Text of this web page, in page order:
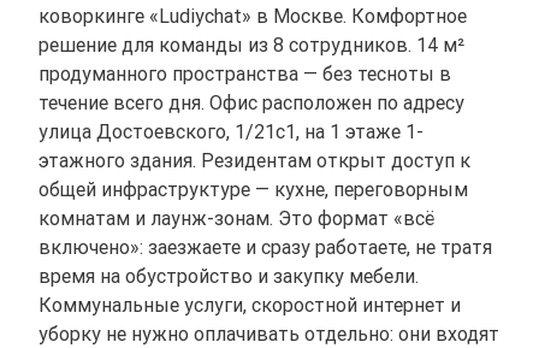
коворкинге «Ludiychat» в Москве. Комфортное
решение для команды из 8 сотрудников. 14 м²
продуманного пространства — без тесноты в
течение всего дня. Офис расположен по адресу
улица Достоевского, 1/21с1, на 1 этаже 1-
этажного здания. Резидентам открыт доступ к
общей инфраструктуре — кухне, переговорным
комнатам и лаунж-зонам. Это формат «всё
включено»: заезжаете и сразу работаете, не тратя
время на обустройство и закупку мебели.
Коммунальные услуги, скоростной интернет и
уборку не нужно оплачивать отдельно: они входят